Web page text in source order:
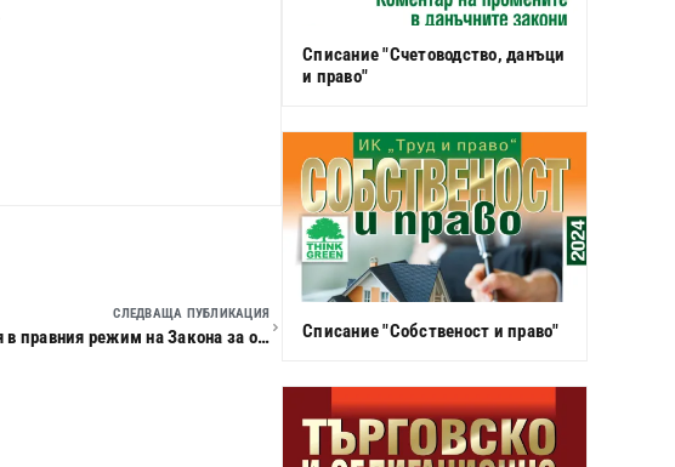
СЛЕДВАЩА ПУБЛИКАЦИЯ
Кратък преглед на новите положения в правния режим на Закона за особените залози
Списание "Счетоводство, данъци
и право"
Списание "Собственост и право"